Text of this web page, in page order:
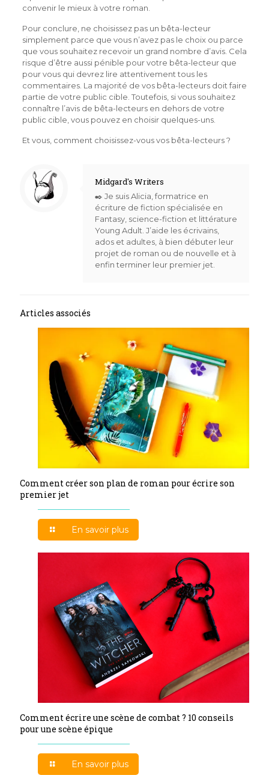
convenir le mieux à votre roman.
Pour conclure, ne choisissez pas un bêta-lecteur
simplement parce que vous n’avez pas le choix ou parce
que vous souhaitez recevoir un grand nombre d’avis. Cela
risque d’être aussi pénible pour votre bêta-lecteur que
pour vous qui devrez lire attentivement tous les
commentaires. La majorité de vos bêta-lecteurs doit faire
partie de votre public cible. Toutefois, si vous souhaitez
connaître l’avis de bêta-lecteurs en dehors de votre
public cible, vous pouvez en choisir quelques-uns.
Et vous, comment choisissez-vous vos bêta-lecteurs ?
Midgard's Writers
✒️ Je suis Alicia, formatrice en
écriture de fiction spécialisée en
Fantasy, science-fiction et littérature
Young Adult. J’aide les écrivains,
ados et adultes, à bien débuter leur
projet de roman ou de nouvelle et à
enfin terminer leur premier jet.
Articles associés
Comment créer son plan de roman pour écrire son
premier jet
En savoir plus
Comment écrire une scène de combat ? 10 conseils
pour une scène épique
En savoir plus